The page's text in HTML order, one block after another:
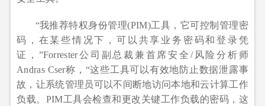
“我推荐特权身份管理(PIM)工具，它可控制管理密
码，在某些情况下，可以共享业务密码和登录凭
证，”Forrester公司副总裁兼首席安全/风险分析师
Andras Cser称，“这些工具可以有效地防止数据泄露事
故，让系统管理员可以不间断地访问本地和云计算工作
负载。PIM工具会检查和更改关键工作负载的密码，这